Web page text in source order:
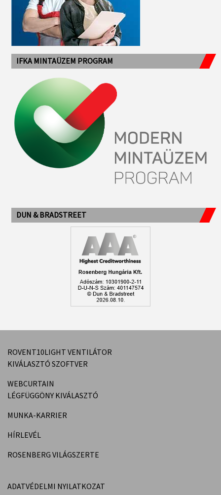
IFKA MINTAÜZEM PROGRAM
DUN & BRADSTREET
ROVENT10LIGHT VENTILÁTOR
KIVÁLASZTÓ SZOFTVER
WEBCURTAIN
LÉGFÜGGÖNY KIVÁLASZTÓ
MUNKA-KARRIER
HÍRLEVÉL
ROSENBERG VILÁGSZERTE
ADATVÉDELMI NYILATKOZAT